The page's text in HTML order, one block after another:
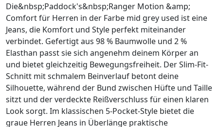
Die&nbsp;Paddock's&nbsp;Ranger Motion &amp;
Comfort für Herren in der Farbe mid grey used ist eine
Jeans, die Komfort und Style perfekt miteinander
verbindet. Gefertigt aus 98 % Baumwolle und 2 %
Elasthan passt sie sich angenehm deinem Körper an
und bietet gleichzeitig Bewegungsfreiheit. Der Slim-Fit-
Schnitt mit schmalem Beinverlauf betont deine
Silhouette, während der Bund zwischen Hüfte und Taille
sitzt und der verdeckte Reißverschluss für einen klaren
Look sorgt. Im klassischen 5-Pocket-Style bietet die
graue Herren Jeans in Überlänge praktische